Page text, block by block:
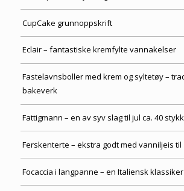
CupCake grunnoppskrift
Eclair – fantastiske kremfylte vannakelser
Fastelavnsboller med krem og syltetøy –
bakeverk
Fattigmann – en av syv slag til jul ca. 40 stykk
Ferskenterte – ekstra godt med vanniljeis til
Focaccia i langpanne – en Italiensk klassiker